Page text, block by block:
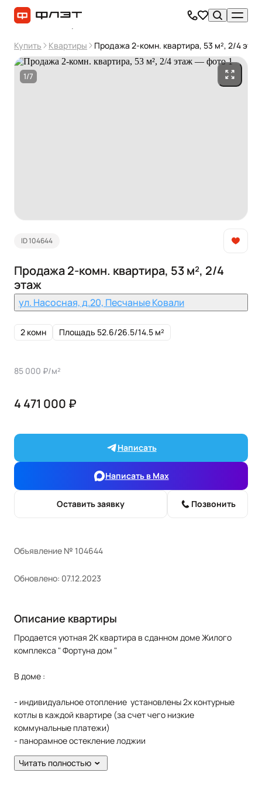
Купить Квартиры Продажа 2-комн. квартира, 53 м², 2/4 этаж
1/7
ID 104644
Продажа 2-комн. квартира, 53 м², 2/4
этаж
ул. Насосная, д.20, Песчаные Ковали
2 комн Площадь 52.6/26.5/14.5 м²
85 000 ₽/м²
4 471 000 ₽
Написать
Написать в Max
Оставить заявку Позвонить
Объявление № 104644
Обновлено: 07.12.2023
Описание квартиры
Продается уютная 2К квартира в сданном доме Жилого
комплекса " Фортуна дом "
В доме :
- индивидуальное отопление установлены 2х контурные
котлы в каждой квартире (за счет чего низкие
коммунальные платежи)
- панорамное остекление лоджии
- доступность для маломобильных групп населения (вход в
здание находится на уровне земли, присутствуют пандусы)
Читать полностью